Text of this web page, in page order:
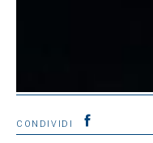
CONDIVIDI